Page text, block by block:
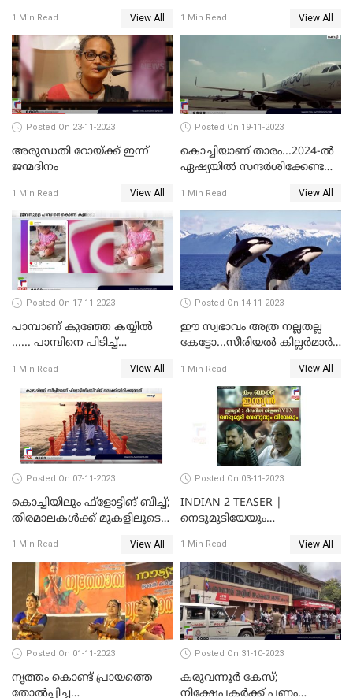
1 Min Read View All 1 Min Read View All
Posted On 23-11-2023
അരുന്ധതി റോയ്ക്ക് ഇന്ന്
ജന്മദിനം
1 Min Read View All
Posted On 19-11-2023
കൊച്ചിയാണ് താരം...2024-ല്‍
ഏഷ്യയില്‍ സന്ദര്‍ശിക്കേണ്ട
കൊച്ചിയും
1 Min Read View All
Posted On 17-11-2023
പാമ്പാണ് കുഞ്ഞേ കയ്യില്‍
...... പാമ്പിനെ പിടിച്ച്
വൈറലായി വീഡിയോ
1 Min Read View All
Posted On 14-11-2023
ഈ സ്വഭാവം അത്ര നല്ലതല്ല
കേട്ടോ...സീരിയല്‍ കില്ലര്‍മാര്‍
ഓര്‍ക്കകളുടെ സ്വഭാവരീതി
1 Min Read View All
Posted On 07-11-2023
കൊച്ചിയിലും ഫ്‌ളോട്ടിങ് ബീച്ച്;
തിരമാലകള്‍ക്ക് മുകളിലൂടെ
1 Min Read View All
Posted On 03-11-2023
INDIAN 2 TEASER |
നെടുമുടിയേയും
കാണാം; ഇന്ത്യൻ 2 ടീസർ
പുറത്ത്
1 Min Read View All
Posted On 01-11-2023
നൃത്തം കൊണ്ട് പ്രായത്തെ
തോല്‍പ്പിച്ച
Posted On 31-10-2023
കരുവന്നൂർ കേസ്;
നിക്ഷേപകർക്ക് പണം